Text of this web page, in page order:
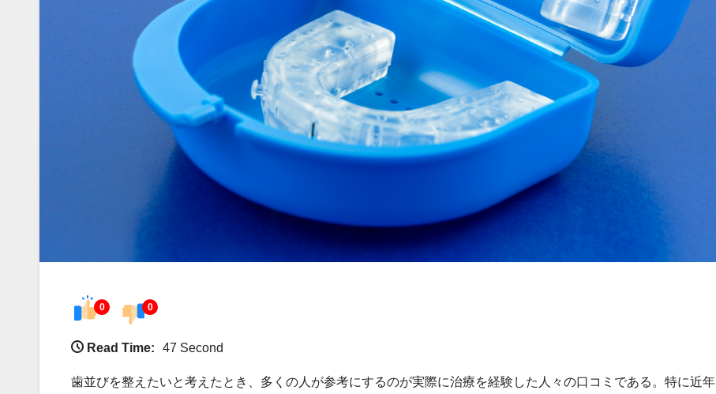
0 0
Read Time: 47 Second
歯並びを整えたいと考えたとき、多くの人が参考にするのが実際に治療を経験した人々の口コミである。特に近年